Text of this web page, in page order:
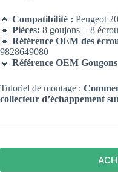
🔹 Compatibilité : Peugeot
🔹 Pièces: 8 goujons + 8
🔹 Référence OEM des
9828649080
🔹 Référence OEM
Tutoriel de montage :
collecteur d’échappement